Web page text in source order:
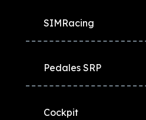
SIMRacing
Pedales SRP
Cockpit